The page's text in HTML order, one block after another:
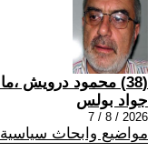
(38) محمود درويش ،ما زلت واقفًا على الريح بيننا
جواد بولس
2026 / 8 / 7
مواضيع وابحاث سياسية